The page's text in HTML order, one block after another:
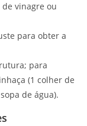
vinagre ou
para obter a
para
(1 colher de
de água).